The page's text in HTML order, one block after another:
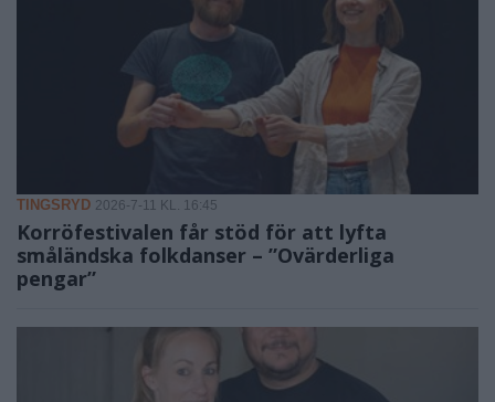
TINGSRYD 2026-7-11 KL. 16:45
Korröfestivalen får stöd för att lyfta
småländska folkdanser – ”Ovärderliga
pengar”